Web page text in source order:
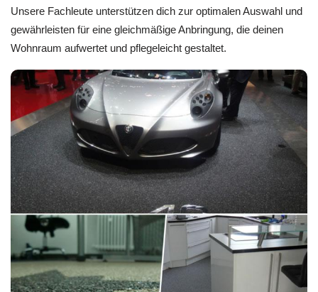
Unsere Fachleute unterstützen dich zur optimalen Auswahl und
gewährleisten für eine gleichmäßige Anbringung, die deinen
Wohnraum aufwertet und pflegeleicht gestaltet.